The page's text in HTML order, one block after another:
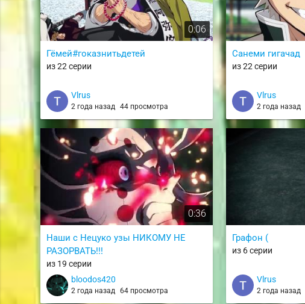
0:06
Гёмей#гоказнитьдетей
из 22 серии
Vlrus
2 года назад 44 просмотра
Санеми гигачад
из 22 серии
Vlrus
2 года назад
0:36
Наши с Нецуко узы НИКОМУ НЕ
РАЗОРВАТЬ!!!
из 19 серии
bloodos420
2 года назад 64 просмотра
Графон (
из 6 серии
Vlrus
2 года назад